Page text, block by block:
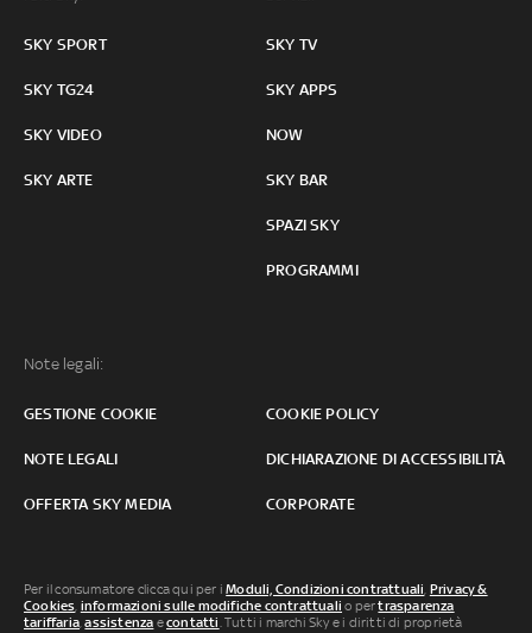
SKY SPORT
SKY TG24
SKY VIDEO
SKY ARTE
SKY TV
SKY APPS
NOW
SKY BAR
SPAZI SKY
PROGRAMMI
Note legali:
GESTIONE COOKIE COOKIE POLICY
NOTE LEGALI DICHIARAZIONE DI ACCESSIBILITÀ
OFFERTA SKY MEDIA CORPORATE
Per il consumatore clicca qui per iModuli, Condizioni contrattuali, Privacy &
Cookies, informazioni sulle modifiche contrattuali o pertrasparenza
tariffaria,assistenza econtatti. Tutti i marchi Sky e i diritti di proprietà